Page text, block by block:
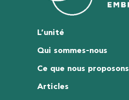
L’unité
Qui sommes-nous
Ce que nous proposons
Articles